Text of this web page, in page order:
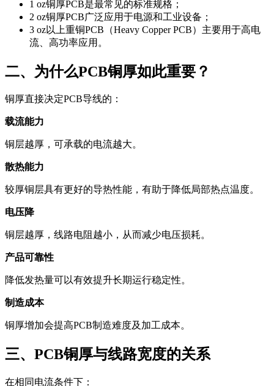
1 oz铜厚PCB是最常见的标准规格；
2 oz铜厚PCB广泛应用于电源和工业设备；
3 oz以上重铜PCB（Heavy Copper PCB）主要用于高电
流、高功率应用。
二、为什么PCB铜厚如此重要？
铜厚直接决定PCB导线的：
载流能力
铜层越厚，可承载的电流越大。
散热能力
较厚铜层具有更好的导热性能，有助于降低局部热点温度。
电压降
铜层越厚，线路电阻越小，从而减少电压损耗。
产品可靠性
降低发热量可以有效提升长期运行稳定性。
制造成本
铜厚增加会提高PCB制造难度及加工成本。
三、PCB铜厚与线路宽度的关系
在相同电流条件下：